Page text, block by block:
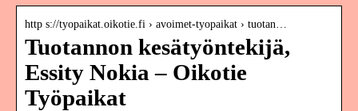
http s://tyopaikat.oikotie.fi › avoimet-tyopaikat › tuotan…
Tuotannon kesätyöntekijä,
Essity Nokia – Oikotie
Työpaikat